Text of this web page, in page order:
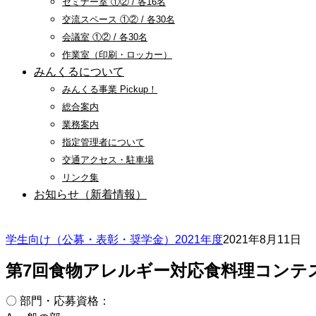
交流スペース ①② / 各30名
会議室 ①② / 各30名
作業室（印刷・ロッカー）
みんくるについて
みんくる事業 Pickup！
総合案内
業務案内
指定管理者について
交通アクセス・駐車場
リンク集
お知らせ（新着情報）
学生向け（公募・表彰・奨学金）2021年度2021年8月11日
第7回食物アレルギー対応食料理コンテ
〇 部門・応募資格：